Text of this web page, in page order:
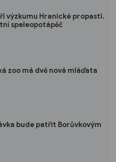
výzkumu Hranické propasti.
speleopotápěč
zoo má dvě nová mláďata
bude patřit Borůvkovým